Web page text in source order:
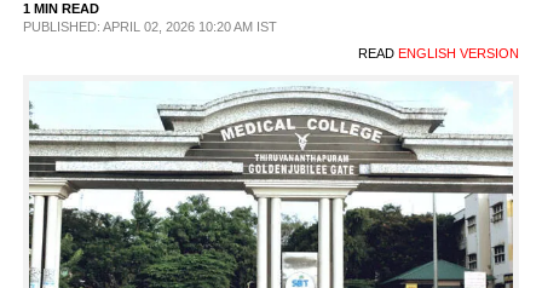
INFO+
ART
ASTRO
1 MIN READ
PUBLISHED: APRIL 02, 2026 10:20 AM IST
READ ENGLISH VERSION